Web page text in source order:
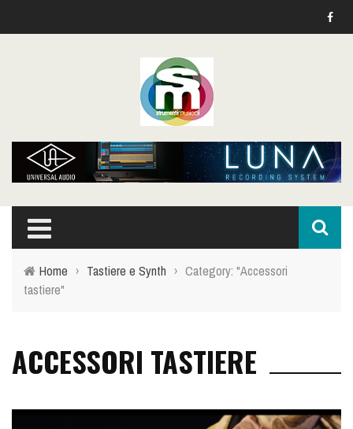
Home › Tastiere e Synth › Category: "Accessori
tastiere"
ACCESSORI TASTIERE